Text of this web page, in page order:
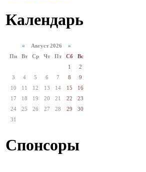
Календарь
« Август 2026 »
Пн
Вт Ср Чт Пт Сб
Вс
1
2
3
4 5 6 7 8
9
10
11 12 13 14 15
16
17
18 19 20 21 22
23
24
25 26 27 28 29
30
31
Спонсоры